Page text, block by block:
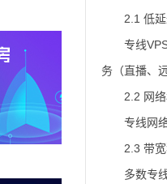
2.1 低
专线
务（直播、
2.2 网
专线网
2.3 带
多数专